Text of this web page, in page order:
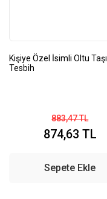
Kişiye Özel İsimli Oltu Taşı
Tesbih
883,47 TL
874,63 TL
Sepete Ekle